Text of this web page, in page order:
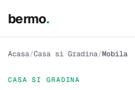
bermo.
Acasa/Casa si Gradina/Mobila
CASA SI GRADINA